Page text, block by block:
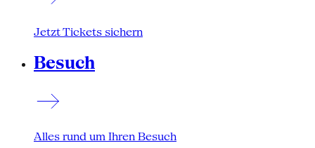
Jetzt Tickets sichern
Besuch
Alles rund um Ihren Besuch